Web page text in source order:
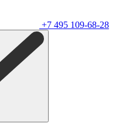
+7 495 109-68-28